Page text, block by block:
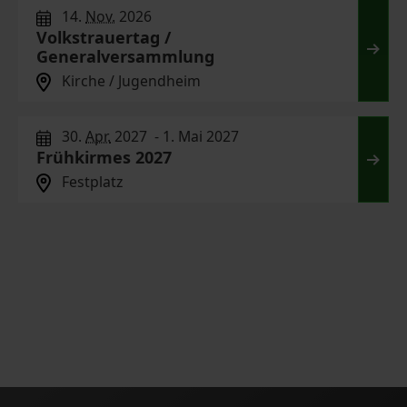
14. Nov. 2026
Volkstrauertag /
Generalversammlung
Kirche / Jugendheim
30. Apr. 2027 - 1. Mai 2027
Frühkirmes 2027
Festplatz